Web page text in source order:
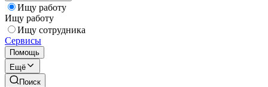
Ищу работу
Ищу работу
Ищу сотрудника
Сервисы
Помощь
Ещё
Поиск